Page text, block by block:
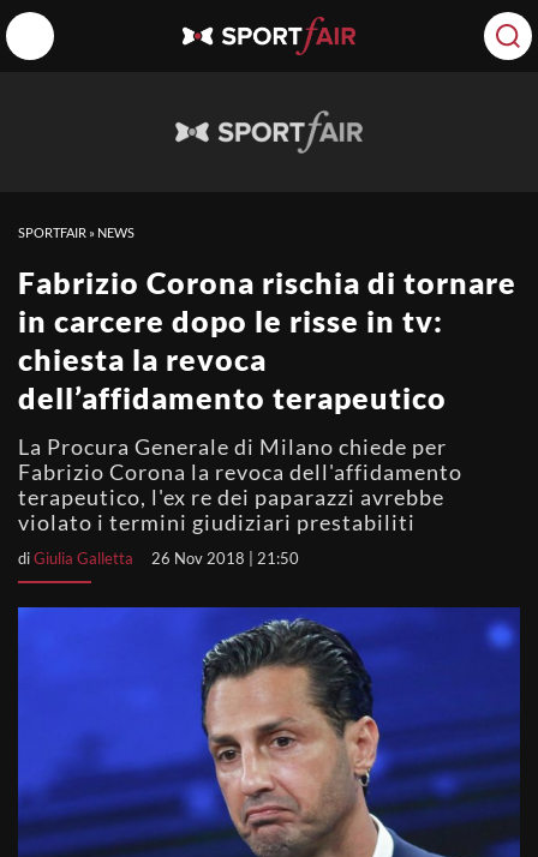
SPORTFAIR » NEWS
Fabrizio Corona rischia di tornare
in carcere dopo le risse in tv:
chiesta la revoca
dell’affidamento terapeutico
La Procura Generale di Milano chiede per
Fabrizio Corona la revoca dell'affidamento
terapeutico, l'ex re dei paparazzi avrebbe
violato i termini giudiziari prestabiliti
diGiulia Galletta 26 Nov 2018 | 21:50